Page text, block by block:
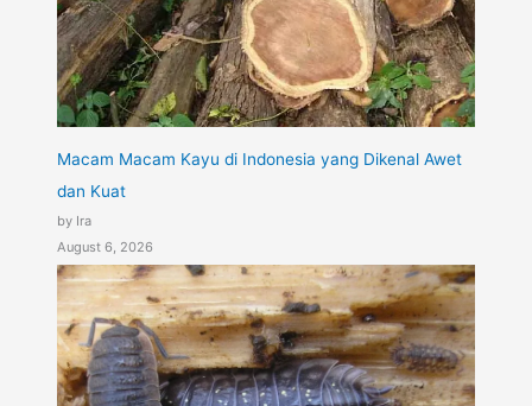
Macam Macam Kayu di Indonesia yang Dikenal Awet
dan Kuat
by Ira
August 6, 2026